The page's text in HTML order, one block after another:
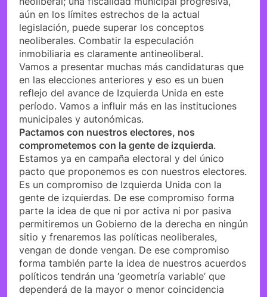
aún en los límites estrechos de la actual
legislación, puede superar los conceptos
neoliberales. Combatir la especulación
inmobiliaria es claramente antineoliberal.
Vamos a presentar muchas más candidaturas que
en las elecciones anteriores y eso es un buen
reflejo del avance de Izquierda Unida en este
período. Vamos a influir más en las instituciones
municipales y autonómicas.
Pactamos con nuestros electores, nos
comprometemos con la gente de izquierda.
Estamos ya en campaña electoral y del único
pacto que proponemos es con nuestros electores.
Es un compromiso de Izquierda Unida con la
gente de izquierdas. De ese compromiso forma
parte la idea de que ni por activa ni por pasiva
permitiremos un Gobierno de la derecha en ningún
sitio y frenaremos las políticas neoliberales,
vengan de donde vengan. De ese compromiso
forma también parte la idea de nuestros acuerdos
políticos tendrán una ‘geometría variable’ que
dependerá de la mayor o menor coincidencia